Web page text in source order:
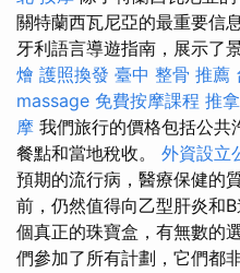
關特蘭西瓦尼亞的最重要信
牙利語言導遊指南，展示了
燴 護照換發 臺中 整骨 推薦
massage 免費按摩課程 推
摩 我們旅行的價格包括公共
餐點和當地稅收。 外資設立
預期的流行病，醫療保健的
前，仍然值得向乙型肝炎和
個真正的珠寶盒，有無數的
們參加了所有計劃，它們都